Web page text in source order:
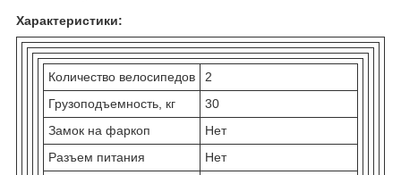
Характеристики:
Количество велосипедов
2
Грузоподъемность, кг
30
Замок на фаркоп
Нет
Разъем питания
Нет